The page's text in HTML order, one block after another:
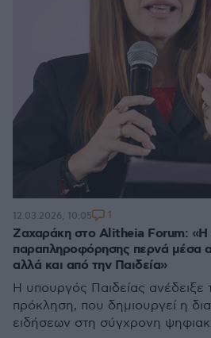
Ζαχαράκη στο Alitheia Forum: «Η
παραπληροφόρησης περνά μέσα
αλλά και από την Παιδεία»
Η υπουργός Παιδείας ανέδειξε
πρόκληση, που δημιουργεί η
ειδήσεων στη σύγχρονη
12.03.2026, 10:05 1